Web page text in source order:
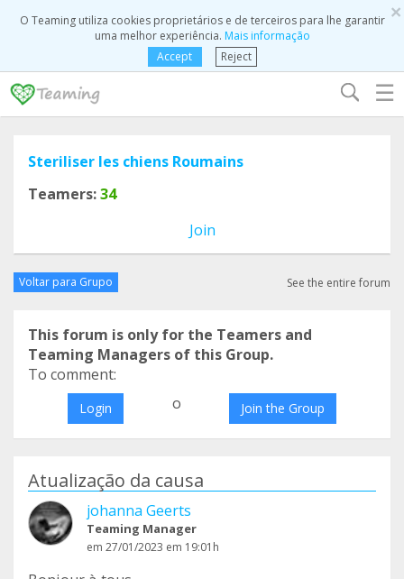
×
O Teaming utiliza cookies proprietários e de terceiros para lhe garantir
uma melhor experiência. Mais informação
Accept
Reject
☰
Steriliser les chiens Roumains
Teamers:34
Join
Voltar para Grupo See the entire forum
This forum is only for the Teamers and
Teaming Managers of this Group.
To comment:
Login o Join the Group
Atualização da causa
johanna Geerts
Teaming Manager
em 27/01/2023 em 19:01h